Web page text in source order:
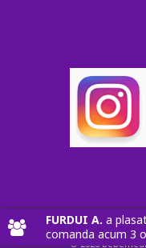
© 2026
FURDUI A. a
comanda acum 3